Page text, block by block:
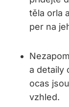
těla orla
per na
a detaily
ocas
vzhled.